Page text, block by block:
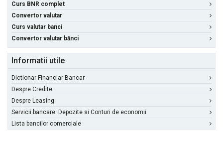
Curs BNR complet
Convertor valutar
Curs valutar banci
Convertor valutar bănci
Informatii utile
Dictionar Financiar-Bancar
Despre Credite
Despre Leasing
Servicii bancare: Depozite si Conturi de economii
Lista bancilor comerciale